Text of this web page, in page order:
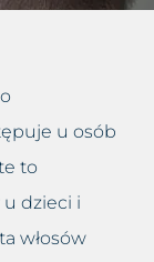
u osób
to
u dzieci i
włosów